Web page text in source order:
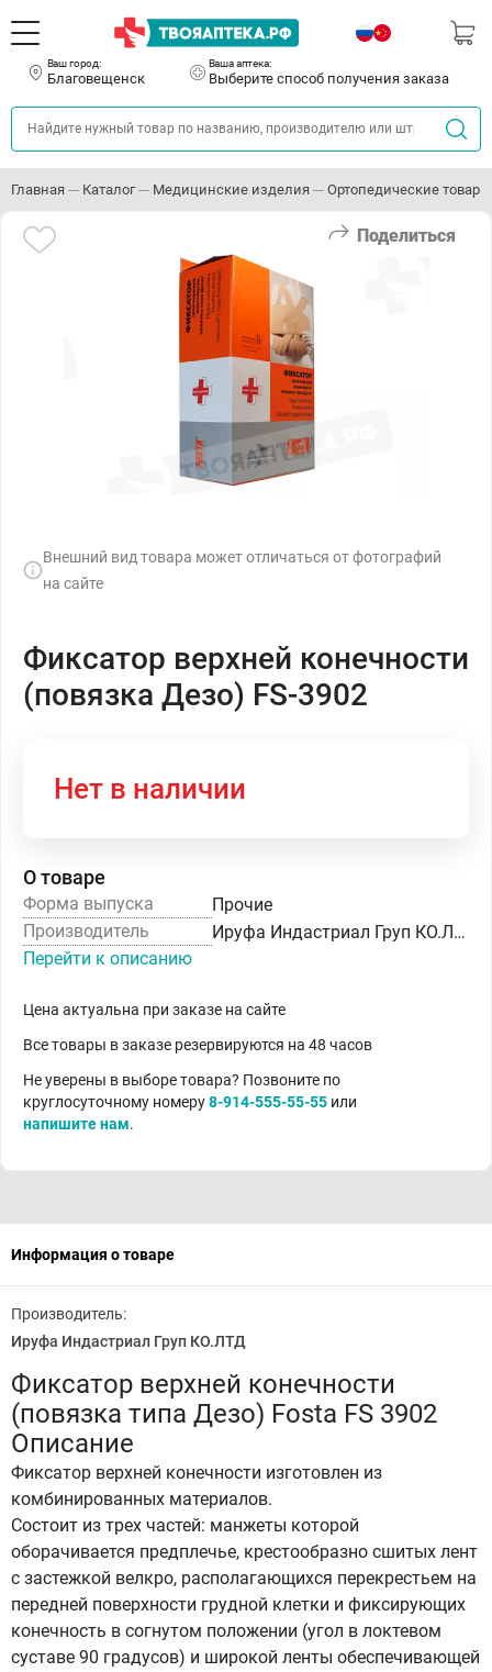
Ваш город:
Благовещенск
Ваша аптека:
Выберите способ получения заказа
Главная Каталог Медицинские изделия Ортопедические товары
Поделиться
Внешний вид товара может отличаться от фотографий
на сайте
Фиксатор верхней конечности
(повязка Дезо) FS-3902
Нет в наличии
О товаре
Форма выпуска
Прочие
Производитель
Ируфа Индастриал Груп КО.ЛТД
Перейти к описанию
Цена актуальна при заказе на сайте
Все товары в заказе резервируются на 48 часов
Не уверены в выборе товара? Позвоните по
круглосуточному номеру8-914-555-55-55 или
напишите нам.
Информация о товаре
Производитель:
Ируфа Индастриал Груп КО.ЛТД
Фиксатор верхней конечности
(повязка типа Дезо) Fosta FS 3902
Описание
Фиксатор верхней конечности изготовлен из
комбинированных материалов.
Состоит из трех частей: манжеты которой
оборачивается предплечье, крестообразно сшитых лент
с застежкой велкро, располагающихся перекрестьем на
передней поверхности грудной клетки и фиксирующих
конечность в согнутом положении (угол в локтевом
суставе 90 градусов) и широкой ленты обеспечивающей